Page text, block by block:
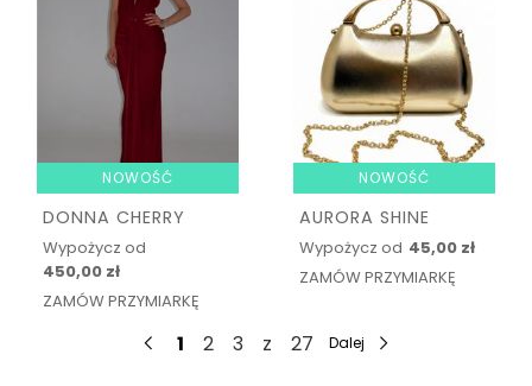
NOWOŚĆ
DONNA CHERRY
Wypożycz od
450,00 zł
ZAMÓW PRZYMIARKĘ
NOWOŚĆ
AURORA SHINE
Wypożycz od 45,00 zł
ZAMÓW PRZYMIARKĘ
1 2 3 z 27 Dalej